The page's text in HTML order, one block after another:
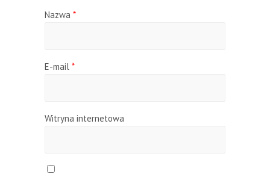
Nazwa *
E-mail *
Witryna internetowa